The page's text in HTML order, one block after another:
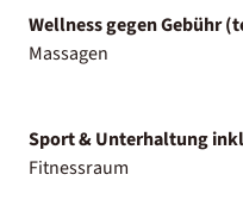
Wellness gegen Gebühr
Massagen
Sport & Unterhaltung
Fitnessraum